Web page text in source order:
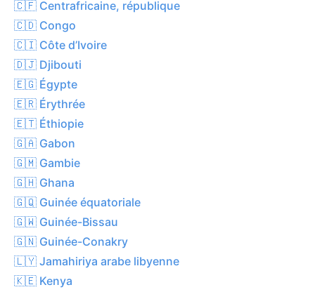
🇨🇫 Centrafricaine, république
🇨🇩 Congo
🇨🇮 Côte d’Ivoire
🇩🇯 Djibouti
🇪🇬 Égypte
🇪🇷 Érythrée
🇪🇹 Éthiopie
🇬🇦 Gabon
🇬🇲 Gambie
🇬🇭 Ghana
🇬🇶 Guinée équatoriale
🇬🇼 Guinée-Bissau
🇬🇳 Guinée-Conakry
🇱🇾 Jamahiriya arabe libyenne
🇰🇪 Kenya